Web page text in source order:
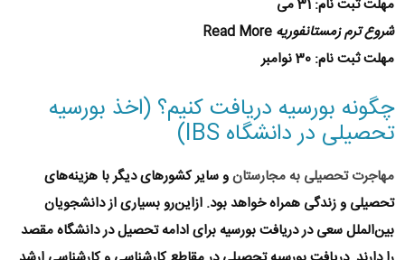
مهلت ثبت نام: 31 می
شروع ترم زمستانفوریه
مهلت ثبت نام: 30 نوامبر
چگونه بورسیه دریافت کنیم؟ (اخذ بورسیه
تحصیلی در دانشگاه IBS)
مهاجرت تحصیلی به مجارستانو سایر کشورهای دیگر با هزینه‌های
تحصیلی و زندگی همراه خواهد بود. ازاین‌رو بسیاری از دانشجویان
بین‌الملل سعی در دریافت بورسیه برای ادامه تحصیل در دانشگاه مقصد